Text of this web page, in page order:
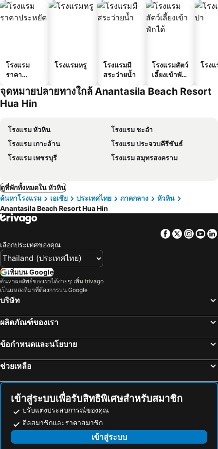
โรงแรม
ราคา
โรงแรมหรู
โรงแรมมี
สระว่ายน้ำ
โรงแรมสัตว์
เลี้ยงเข้าพัก
โรง
จุดหมายปลายทางใกล้ Anantasila Beach Resort
Hua Hin
โรงแรม หัวหิน
โรงแรม ชะอำ
โรงแรม เกาะล้าน
โรงแรม ประจวบคีรีขันธ์
โรงแรม เพชรบุรี
โรงแรม สมุทรสงคราม
ดูที่พักทั้งหมดใน หัวหิน
ค้นหาโรงแรม
เอเชีย ประเทศไทย ภาคกลาง
หัวหิน
Anantasila Beach Resort Hua Hin
Facebook
Twitter
เลือกประเทศของคุณ
เพิ่มบน Google
ค้นหาผลลัพธ์ของเราได้ง่ายๆ: เพิ่ม trivago
เป็นแหล่งที่มาที่ต้องการบน Google
บริษัท
ผลิตภัณฑ์ของเรา
ข้อกำหนดและนโยบาย
ช่วยเหลือ
เข้าสู่ระบบเพื่อรับสิทธิพิเศษสำหรับสมาชิก
ปรับแต่งประสบการณ์ของคุณ
ดีลสมาชิกและราคาสมาชิก
เข้าสู่ระบบ